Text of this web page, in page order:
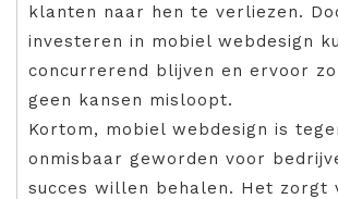
klanten naar hen te verliezen.
investeren in mobiel webdesign
concurrerend blijven en ervoor
geen kansen misloopt.
Kortom, mobiel webdesign is
onmisbaar geworden voor
succes willen behalen. Het zorgt